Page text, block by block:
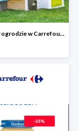
Wiosna w ogrodzie w Carrefourze do -20%